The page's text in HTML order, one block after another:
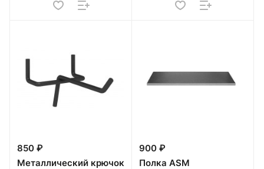
850 ₽
Металлический крючок
900 ₽
Полка ASM